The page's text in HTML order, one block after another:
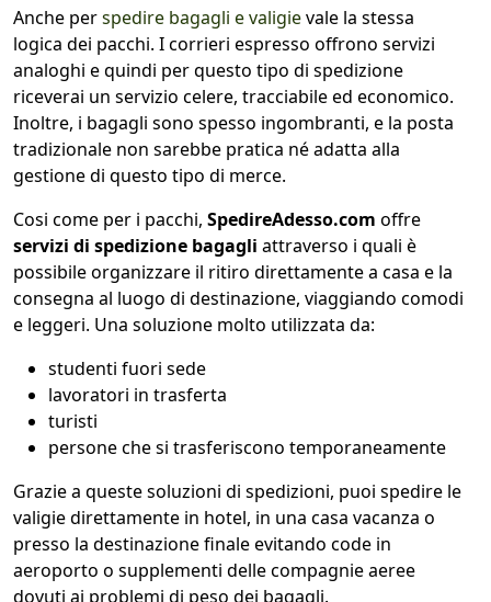
Anche perspedire bagagli e valigievale la stessa
logica dei pacchi. I corrieri espresso offrono servizi
analoghi e quindi per questo tipo di spedizione
riceverai un servizio celere, tracciabile ed economico.
Inoltre, i bagagli sono spesso ingombranti, e la posta
tradizionale non sarebbe pratica né adatta alla
gestione di questo tipo di merce.
Cosi come per i pacchi, SpedireAdesso.com offre
servizi di spedizione bagagli attraverso i quali è
possibile organizzare il ritiro direttamente a casa e la
consegna al luogo di destinazione, viaggiando comodi
e leggeri. Una soluzione molto utilizzata da:
studenti fuori sede
lavoratori in trasferta
turisti
persone che si trasferiscono temporaneamente
Grazie a queste soluzioni di spedizioni, puoi spedire le
valigie direttamente in hotel, in una casa vacanza o
presso la destinazione finale evitando code in
aeroporto o supplementi delle compagnie aeree
dovuti ai problemi di peso dei bagagli.